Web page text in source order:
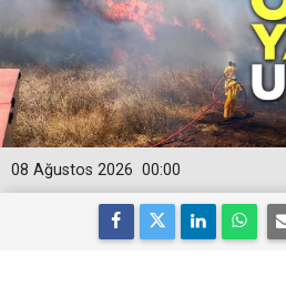
00:00
08 Ağustos 2026